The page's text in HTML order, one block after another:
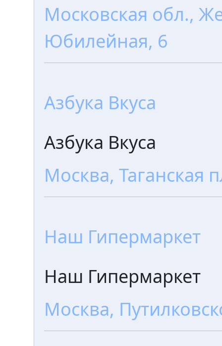
Московская обл.,
Юбилейная, 6
Азбука Вкуса
Азбука Вкуса
Москва, Таганская
Наш Гипермаркет
Наш Гипермаркет
Москва,